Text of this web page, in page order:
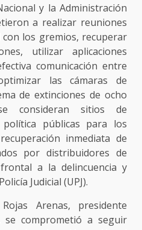
y la Administración
a realizar reuniones
los gremios, recuperar
utilizar aplicaciones
comunicación entre
las cámaras de
de extinciones de ocho
consideran sitios de
política públicas para los
inmediata de
por distribuidores de
a la delincuencia y
Judicial (UPJ).
Arenas, presidente
se comprometió a seguir